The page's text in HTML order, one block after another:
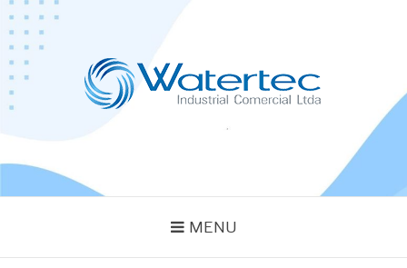
Pular
para
conteúdo
MENU